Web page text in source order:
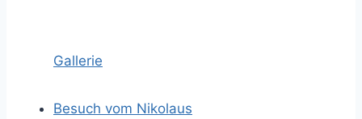
Gallerie
Besuch vom Nikolaus